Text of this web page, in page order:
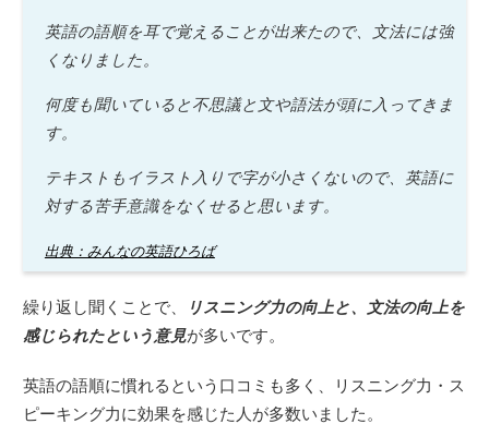
英語の語順を耳で覚えることが出来たので、文法には強
くなりました。
何度も聞いていると不思議と文や語法が頭に入ってきま
す。
テキストもイラスト入りで字が小さくないので、英語に
対する苦手意識をなくせると思います。
出典：みんなの英語ひろば
繰り返し聞くことで、
リスニング力の向上と、文法の向上を
感じられたという意見が多いです。
英語の語順に慣れるという口コミも多く、リスニング力・ス
ピーキング力に効果を感じた人が多数いました。